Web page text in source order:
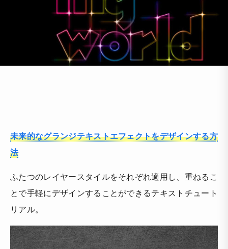
未来的なグランジテキストエフェクトをデザインする方
法
ふたつのレイヤースタイルをそれぞれ適用し、重ねるこ
とで手軽にデザインすることができるテキストチュート
リアル。